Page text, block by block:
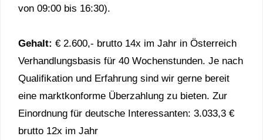
von 09:00 bis 16:30).
Gehalt: € 2.600,- brutto 14x im Jahr in Österreich
Verhandlungsbasis für 40 Wochenstunden. Je nach
Qualifikation und Erfahrung sind wir gerne bereit
eine marktkonforme Überzahlung zu bieten. Zur
Einordnung für deutsche Interessanten: 3.033,3 €
brutto 12x im Jahr